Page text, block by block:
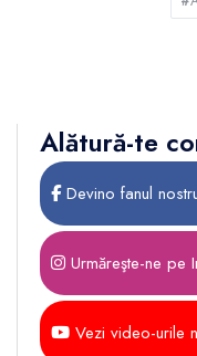
Alătură-te
Devino fanul
Urmăreşte-ne pe
Vezi video-urile